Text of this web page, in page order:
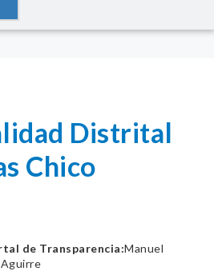
Distrital
Chico
de Transparencia:Manuel